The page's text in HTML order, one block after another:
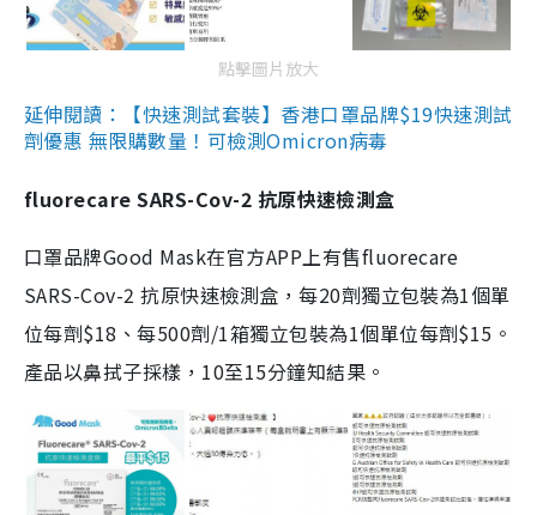
點擊圖片放大
延伸閱讀：【快速測試套裝】香港口罩品牌$19快速測試
劑優惠 無限購數量！可檢測Omicron病毒
fluorecare SARS-Cov-2 抗原快速檢測盒
口罩品牌Good Mask在官方APP上有售fluorecare
SARS-Cov-2 抗原快速檢測盒，每20劑獨立包裝為1個單
位每劑$18、每500劑/1箱獨立包裝為1個單位每劑$15。
產品以鼻拭子採樣，10至15分鐘知結果。